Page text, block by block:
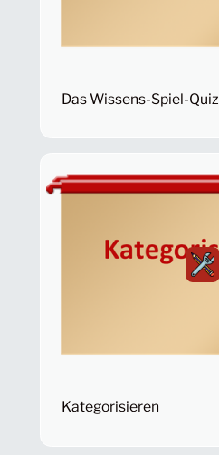
Das Wissens-Spiel-Quiz
Kategorisieren